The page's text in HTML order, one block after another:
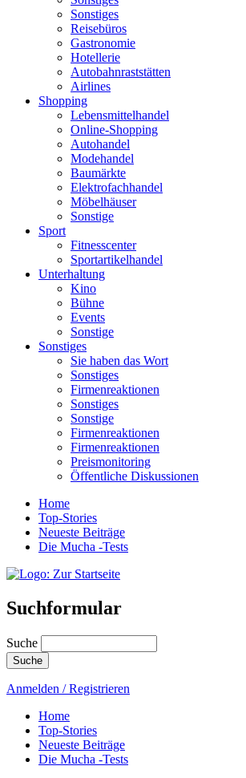
Sonstiges
Reisebüros
Gastronomie
Hotellerie
Autobahnraststätten
Airlines
Shopping
Lebensmittelhandel
Online-Shopping
Autohandel
Modehandel
Baumärkte
Elektrofachhandel
Möbelhäuser
Sonstige
Sport
Fitnesscenter
Sportartikelhandel
Unterhaltung
Kino
Bühne
Events
Sonstige
Sonstiges
Sie haben das Wort
Sonstiges
Firmenreaktionen
Sonstiges
Sonstige
Firmenreaktionen
Firmenreaktionen
Preismonitoring
Öffentliche Diskussionen
Home
Top-Stories
Neueste Beiträge
Die Mucha -Tests
Suchformular
Suche
Anmelden / Registrieren
Home
Top-Stories
Neueste Beiträge
Die Mucha -Tests